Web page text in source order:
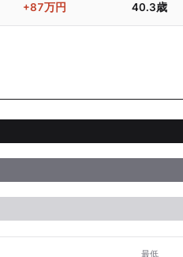
+87万円 40.3歳
最低